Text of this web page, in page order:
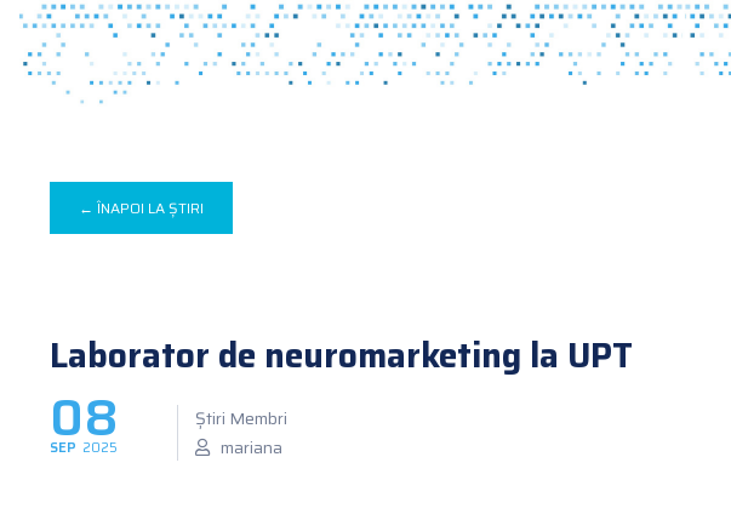
← ÎNAPOI LA ȘTIRI
Laborator de neuromarketing la UPT
08
SEP 2025
Știri Membri
mariana